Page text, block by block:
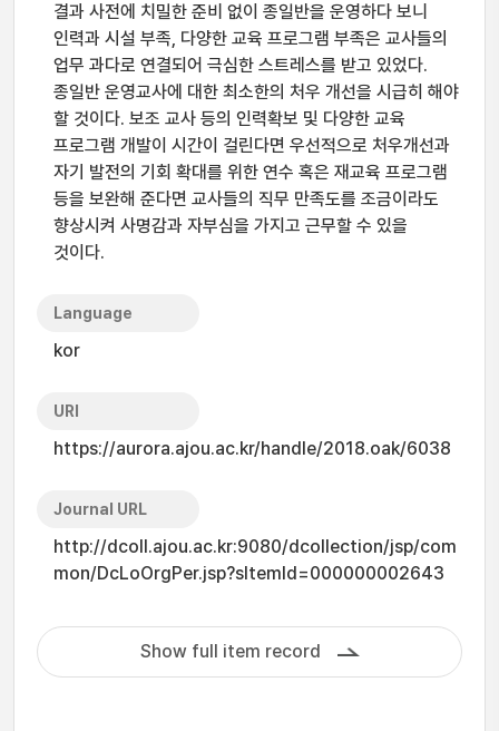
결과 사전에 치밀한 준비 없이 종일반을 운영하다 보니
인력과 시설 부족, 다양한 교육 프로그램 부족은 교사들의
업무 과다로 연결되어 극심한 스트레스를 받고 있었다.
종일반 운영교사에 대한 최소한의 처우 개선을 시급히 해야
할 것이다. 보조 교사 등의 인력확보 및 다양한 교육
프로그램 개발이 시간이 걸린다면 우선적으로 처우개선과
자기 발전의 기회 확대를 위한 연수 혹은 재교육 프로그램
등을 보완해 준다면 교사들의 직무 만족도를 조금이라도
향상시켜 사명감과 자부심을 가지고 근무할 수 있을
것이다.
Language
kor
URI
https://aurora.ajou.ac.kr/handle/2018.oak/6038
Journal URL
http://dcoll.ajou.ac.kr:9080/dcollection/jsp/com
mon/DcLoOrgPer.jsp?sItemId=000000002643
Show full item record